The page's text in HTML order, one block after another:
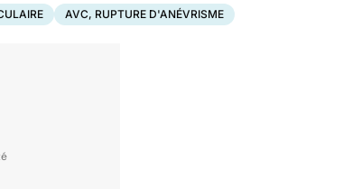
AVC, RUPTURE D'ANÉVRISME